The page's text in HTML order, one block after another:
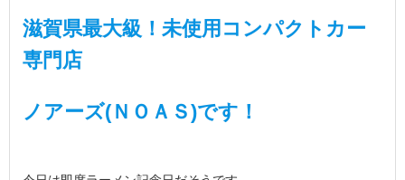
滋賀県最大級！未使用コンパクトカー
専門店
ノアーズ(ＮＯＡＳ)です！